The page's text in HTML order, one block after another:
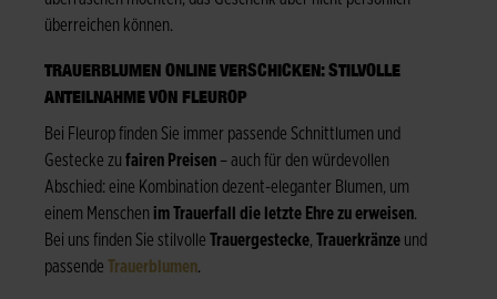
überreichen können.
TRAUERBLUMEN ONLINE VERSCHICKEN: STILVOLLE
ANTEILNAHME VON FLEUROP
Bei Fleurop finden Sie immer passende Schnittlumen und
Gestecke zu fairen Preisen – auch für den würdevollen
Abschied: eine Kombination dezent-eleganter Blumen, um
einem Menschen im Trauerfall die letzte Ehre zu erweisen.
Bei uns finden Sie stilvolle Trauergestecke, Trauerkränze und
passende Trauerblumen.